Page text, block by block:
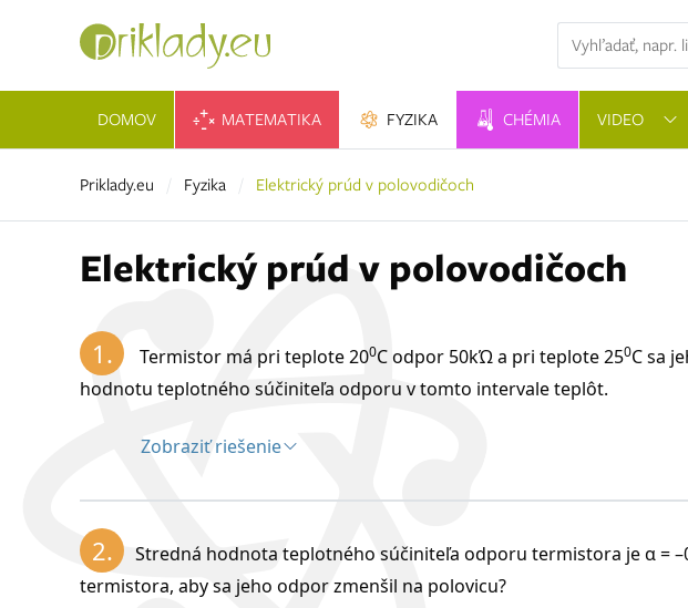
Hľadaná výraz
DOMOV MATEMATIKA FYZIKA CHÉMIA VIDEO
Priklady.eu Fyzika Elektrický prúd v polovodičoch
Elektrický prúd v polovodičoch
1. Termistor má pri teplote 200C odpor 50kΏ a pri teplote 250C sa
hodnotu teplotného súčiniteľa odporu v tomto intervale teplôt.
Zobraziť riešenie
C = 5K, R 20 = 50 000Ώ, R 25 = 42 500Ώ, α = ?
2. Stredná hodnota teplotného súčiniteľa odporu termistora je α =
termistora, aby sa jeho odpor zmenšil na polovicu?